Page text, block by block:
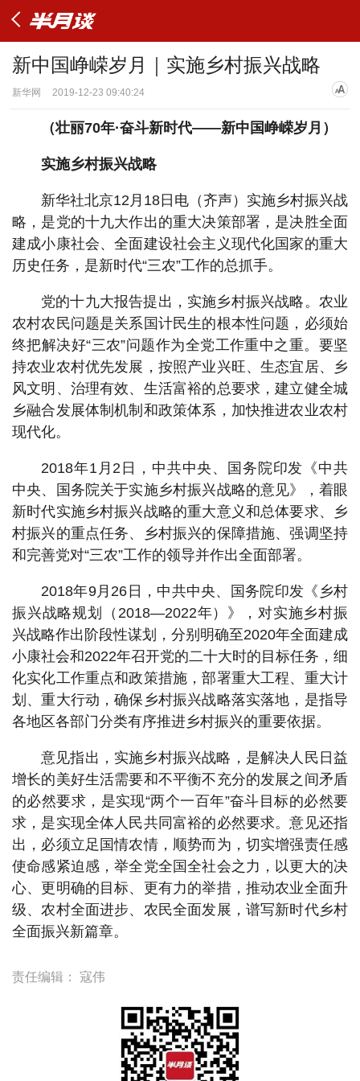
新中国峥嵘岁月｜实施乡村振兴战略
新华网 2019-12-23 09:40:24
（壮丽70年·奋斗新时代——新中国峥嵘岁月）
实施乡村振兴战略
新华社北京12月18日电（齐声）实施乡村振兴战
略，是党的十九大作出的重大决策部署，是决胜全面
建成小康社会、全面建设社会主义现代化国家的重大
历史任务，是新时代“三农”工作的总抓手。
党的十九大报告提出，实施乡村振兴战略。农业
农村农民问题是关系国计民生的根本性问题，必须始
终把解决好“三农”问题作为全党工作重中之重。要坚
持农业农村优先发展，按照产业兴旺、生态宜居、乡
风文明、治理有效、生活富裕的总要求，建立健全城
乡融合发展体制机制和政策体系，加快推进农业农村
现代化。
2018年1月2日，中共中央、国务院印发《中共
中央、国务院关于实施乡村振兴战略的意见》，着眼
新时代实施乡村振兴战略的重大意义和总体要求、乡
村振兴的重点任务、乡村振兴的保障措施、强调坚持
和完善党对“三农”工作的领导并作出全面部署。
2018年9月26日，中共中央、国务院印发《乡村
振兴战略规划（2018—2022年）》，对实施乡村振
兴战略作出阶段性谋划，分别明确至2020年全面建成
小康社会和2022年召开党的二十大时的目标任务，细
化实化工作重点和政策措施，部署重大工程、重大计
划、重大行动，确保乡村振兴战略落实落地，是指导
各地区各部门分类有序推进乡村振兴的重要依据。
意见指出，实施乡村振兴战略，是解决人民日益
增长的美好生活需要和不平衡不充分的发展之间矛盾
的必然要求，是实现“两个一百年”奋斗目标的必然要
求，是实现全体人民共同富裕的必然要求。意见还指
出，必须立足国情农情，顺势而为，切实增强责任感
使命感紧迫感，举全党全国全社会之力，以更大的决
心、更明确的目标、更有力的举措，推动农业全面升
级、农村全面进步、农民全面发展，谱写新时代乡村
全面振兴新篇章。
责任编辑： 寇伟